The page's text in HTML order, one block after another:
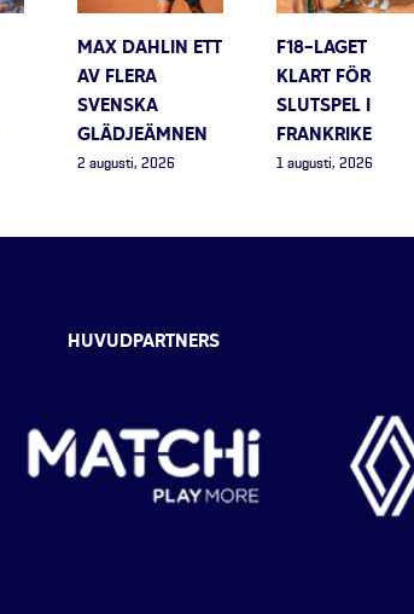
MAX DAHLIN ETT
AV FLERA
SVENSKA
GLÄDJEÄMNEN
2 augusti, 2026
F18-LAGET
KLART FÖR
SLUTSPEL I
FRANKRIKE
1 augusti, 2026
HUVUDPARTNERS